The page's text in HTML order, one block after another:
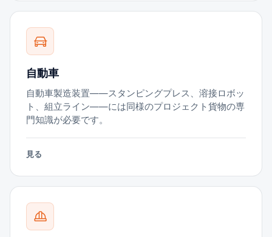
自動車
自動車製造装置——スタンピングプレス、溶接ロボッ
ト、組立ライン——には同様のプロジェクト貨物の専
門知識が必要です。
見る